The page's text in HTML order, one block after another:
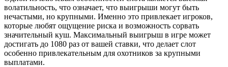
волатильность, что означает, что выигрыши могут быть
нечастыми, но крупными. Именно это привлекает игроков,
которые любят ощущение риска и возможность сорвать
значительный куш. Максимальный выигрыш в игре может
достигать до 1080 раз от вашей ставки, что делает слот
особенно привлекательным для охотников за крупными
выплатами.